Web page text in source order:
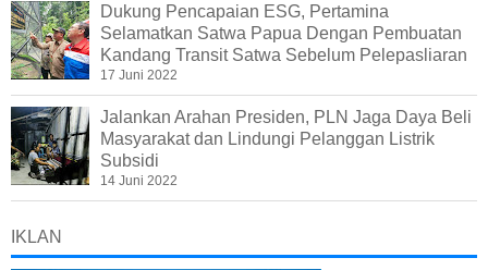
Dukung Pencapaian ESG, Pertamina
Selamatkan Satwa Papua Dengan Pembuatan
Kandang Transit Satwa Sebelum Pelepasliaran
17 Juni 2022
Jalankan Arahan Presiden, PLN Jaga Daya Beli
Masyarakat dan Lindungi Pelanggan Listrik
Subsidi
14 Juni 2022
IKLAN